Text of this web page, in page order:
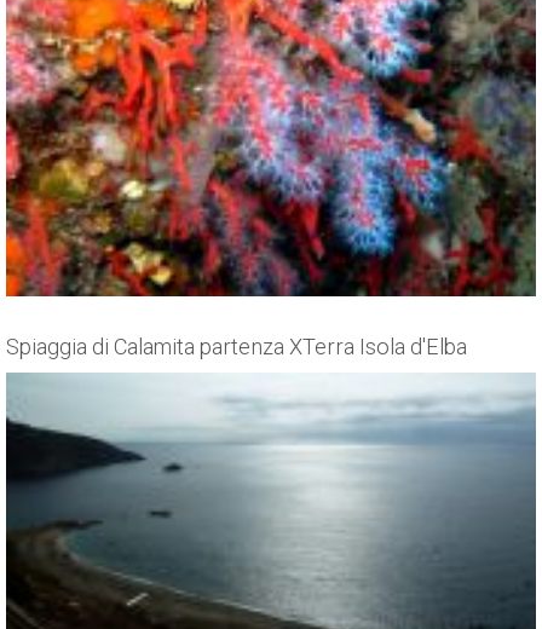
Spiaggia di Calamita partenza XTerra Isola d'Elba